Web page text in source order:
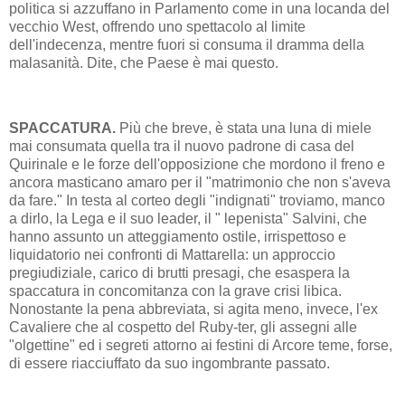
politica si azzuffano in Parlamento come in una locanda del
vecchio West, offrendo uno spettacolo al limite
dell'indecenza, mentre fuori si consuma il dramma della
malasanità. Dite, che Paese è mai questo.
SPACCATURA. Più che breve, è stata una luna di miele
mai consumata quella tra il nuovo padrone di casa del
Quirinale e le forze dell'opposizione che mordono il freno e
ancora masticano amaro per il "matrimonio che non s'aveva
da fare." In testa al corteo degli "indignati" troviamo, manco
a dirlo, la Lega e il suo leader, il " lepenista" Salvini, che
hanno assunto un atteggiamento ostile, irrispettoso e
liquidatorio nei confronti di Mattarella: un approccio
pregiudiziale, carico di brutti presagi, che esaspera la
spaccatura in concomitanza con la grave crisi libica.
Nonostante la pena abbreviata, si agita meno, invece, l'ex
Cavaliere che al cospetto del Ruby-ter, gli assegni alle
"olgettine" ed i segreti attorno ai festini di Arcore teme, forse,
di essere riacciuffato da suo ingombrante passato.